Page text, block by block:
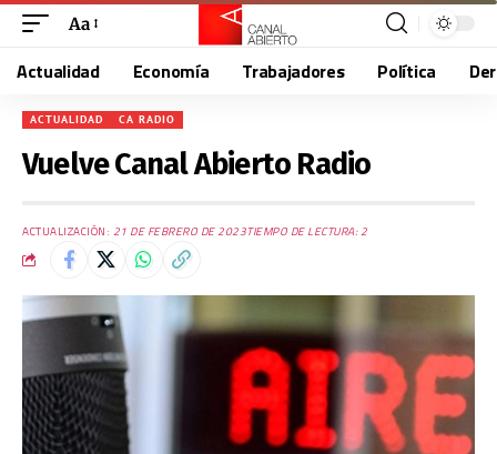
Aa
Actualidad Economía Trabajadores Política
ACTUALIDAD CA RADIO
Vuelve Canal Abierto Radio
ACTUALIZACIÓN: 21 DE FEBRERO DE 2023TIEMPO DE LECTURA: 2